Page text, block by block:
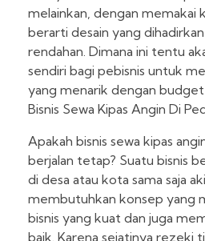
melainkan, dengan memakai
berarti desain yang
rendahan. Dimana ini tentu
sendiri bagi pebisnis untuk
yang menarik dengan
Bisnis Sewa Kipas Angin Di
Apakah bisnis sewa kipas
berjalan tetap? Suatu bisnis
di desa atau kota sama saja
membutuhkan konsep yang
bisnis yang kuat dan juga
baik. Karena sejatinya rezeki